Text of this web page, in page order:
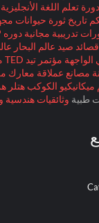
تعلم اللغة الأنجليزية
تاريخ ثورة حيوانات
تدريبية مجانية دوره PHP المستوى الاول
صيد عالم البحار
الواجهة مؤتمر تيد TED
مصانع عملاقة معارك
ميكانيكيو الكوكب هتلر
طبية وثائقيات هندسية